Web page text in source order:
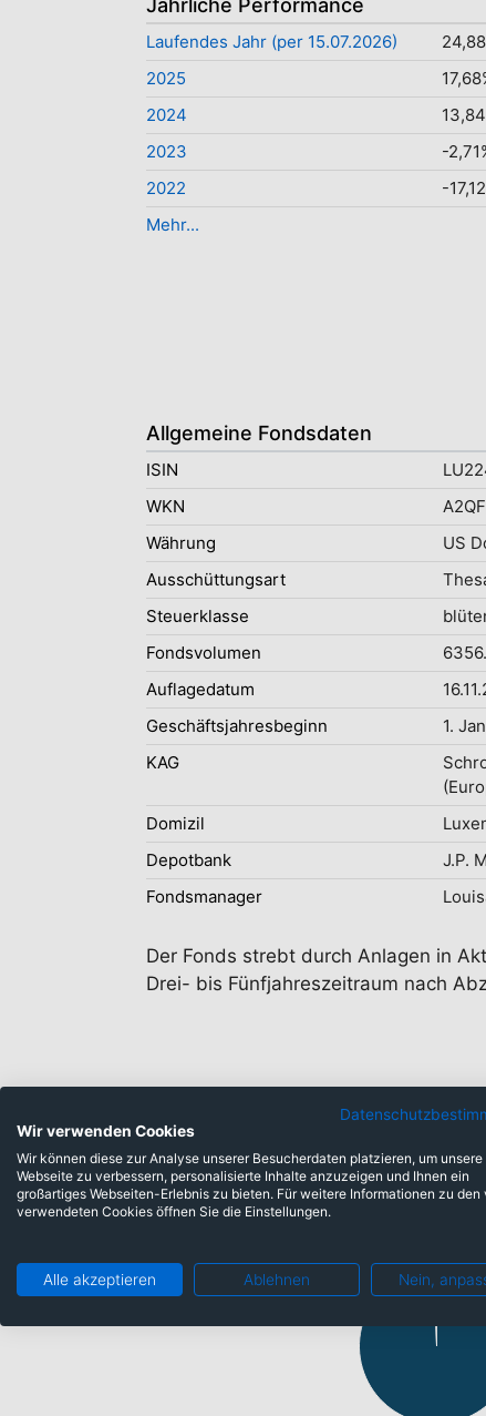
Jährliche Performance
Laufendes Jahr (per 15.07.2026)
2025
2024
2023
-
2022
-
Mehr...
Allgemeine Fondsdaten
ISIN
WKN
Währung
US
Ausschüttungsart
Steuerklasse
Fondsvolumen
Auflagedatum
Geschäftsjahresbeginn
1.
KAG
Domizil
Depotbank
J.P.
Fondsmanager
Der Fonds strebt durch Anlagen in
Drei- bis Fünfjahreszeitraum nach
Anlageklassen
Barmittel: 0,54%
Wir verwenden Cookies
Wir können diese zur Analyse unserer Besucherdaten platzieren, um unsere
Webseite zu verbessern, personalisierte Inhalte anzuzeigen und Ihnen ein
großartiges Webseiten-Erlebnis zu bieten. Für weitere Informationen zu den
verwendeten Cookies öffnen Sie die Einstellungen.
Alle akzeptieren Ablehnen Nein,